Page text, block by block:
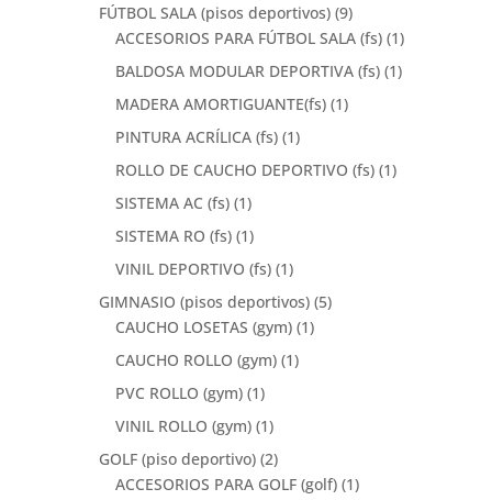
FÚTBOL SALA (pisos deportivos) (9)
ACCESORIOS PARA FÚTBOL SALA (fs) (1)
BALDOSA MODULAR DEPORTIVA (fs) (1)
MADERA AMORTIGUANTE(fs) (1)
PINTURA ACRÍLICA (fs) (1)
ROLLO DE CAUCHO DEPORTIVO (fs) (1)
SISTEMA AC (fs) (1)
SISTEMA RO (fs) (1)
VINIL DEPORTIVO (fs) (1)
GIMNASIO (pisos deportivos) (5)
CAUCHO LOSETAS (gym) (1)
CAUCHO ROLLO (gym) (1)
PVC ROLLO (gym) (1)
VINIL ROLLO (gym) (1)
GOLF (piso deportivo) (2)
ACCESORIOS PARA GOLF (golf) (1)